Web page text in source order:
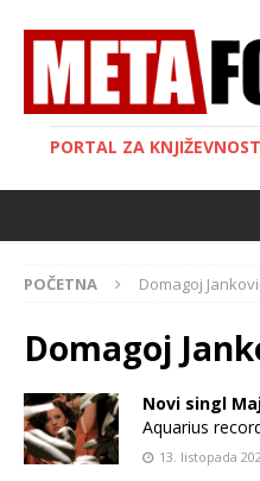
PORTAL ZA
POČETNA Domagoj
Domagoj
Novi singl
Aquarius
13. listopada